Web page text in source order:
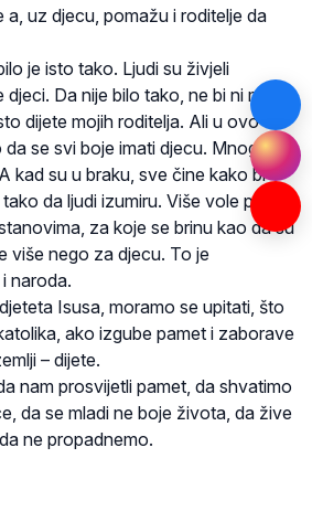
uz djecu, pomažu i roditelje da
je isto tako. Ljudi su živjeli
Da nije bilo tako, ne bi ni mene
dijete mojih roditelja. Ali u ovo
se svi boje imati djecu. Mnogi se
kad su u braku, sve čine kako bi
da ljudi izumiru. Više vole pse,
za koje se brinu kao da su
više nego za djecu. To je
naroda.
Isusa, moramo se upitati, što
ako izgube pamet i zaborave
– dijete.
nam prosvijetli pamet, da shvatimo
da se mladi ne boje života, da žive
ne propadnemo.